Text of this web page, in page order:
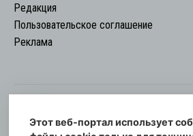
Редакция
Пользовательское соглашение
Реклама
© Информационный городской
Этот веб-портал использует